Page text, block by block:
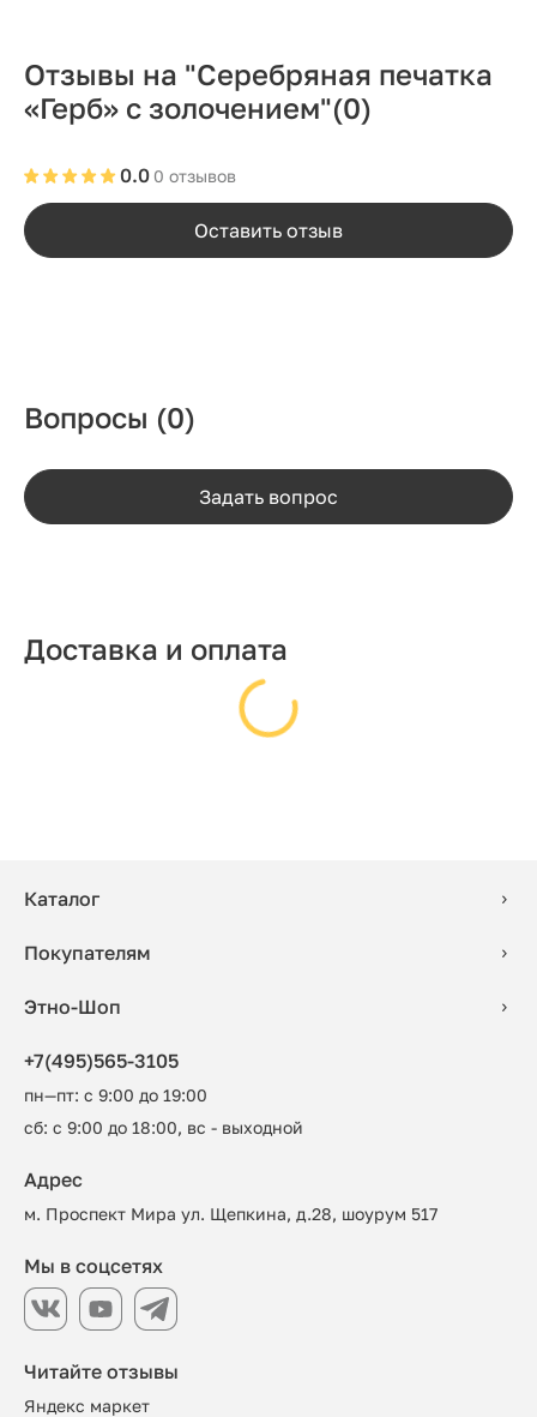
Отзывы на "Серебряная печатка
«Герб» с золочением"(0)
0 отзывов
0.0
Оставить отзыв
Вопросы (0)
Задать вопрос
Доставка и оплата
Каталог
Покупателям
Этно-Шоп
+7(495)565-3105
пн—пт: с 9:00 до 19:00
сб: с 9:00 до 18:00, вс - выходной
Читайте отзывы
Яндекс маркет
Адрес
м. Проспект Мира ул. Щепкина, д.28, шоурум 517
Мы в соцсетях